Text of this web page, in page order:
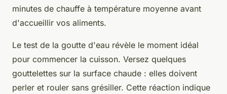
minutes de chauffe à température moyenne avant
d'accueillir vos aliments.
Le test de la goutte d'eau révèle le moment idéal
pour commencer la cuisson. Versez quelques
gouttelettes sur la surface chaude : elles doivent
perler et rouler sans grésiller. Cette réaction indique